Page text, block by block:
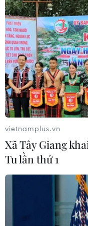
#bóng đá Việt Nam
#Lễ hội Bóng đá Việt
#trận đấu giao hữu
#cầu thủ Manchester
vietnamplus.vn
Xã Tây Giang
Tu lần thứ 1